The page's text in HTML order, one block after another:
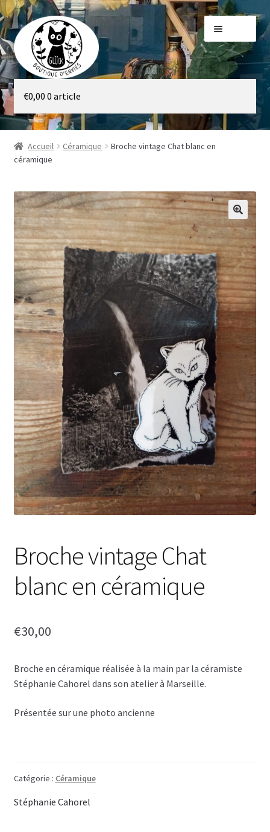
Aller
à
la
navigation
Aller
au
contenu
Galerie
Boutique
€0,00 0 article
Accueil Céramique
Broche vintage Chat blanc en
céramique
🔍
Broche vintage Chat
blanc en céramique
€30,00
Broche en céramique réalisée à la main par la céramiste
Stéphanie Cahorel dans son atelier à Marseille.
Présentée sur une photo ancienne
Catégorie : Céramique
Stéphanie Cahorel